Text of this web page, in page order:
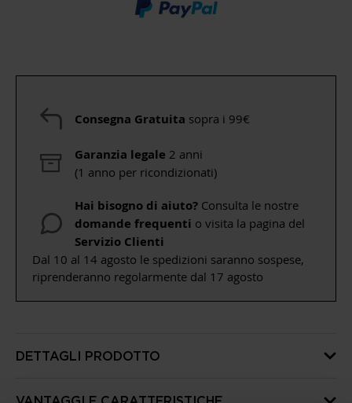
Consegna Gratuita sopra i 99€
Garanzia legale 2 anni
(1 anno per ricondizionati)
Hai bisogno di aiuto? Consulta le nostre
domande frequenti o visita la pagina del
Servizio Clienti
Dal 10 al 14 agosto le spedizioni saranno sospese,
riprenderanno regolarmente dal 17 agosto
DETTAGLI PRODOTTO